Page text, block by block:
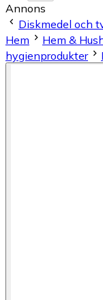
Annons
Diskmedel och
Hem
Hem &
hygienprodukter